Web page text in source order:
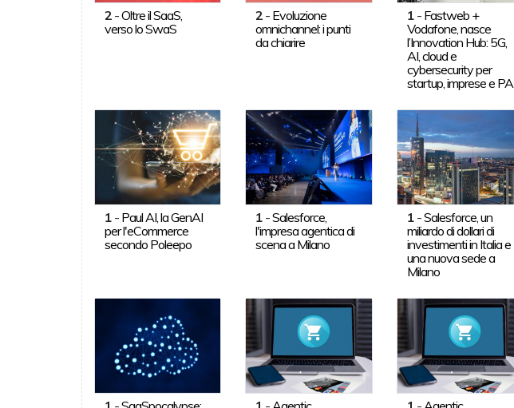
2-Oltre il SaaS,
verso lo SwaS
2 - Evoluzione
omnichannel: i punti
da chiarire
1- Fastweb +
Vodafone, nasce
l’Innovation Hub: 5G,
AI, cloud e
cybersecurity per
startup, imprese e PA
1- Paul AI, la GenAI
per l'eCommerce
secondo Poleepo
1 -Salesforce,
l'impresa agentica di
scena a Milano
1-Salesforce, un
miliardo di dollari di
investimenti in Italia e
una nuova sede a
Milano